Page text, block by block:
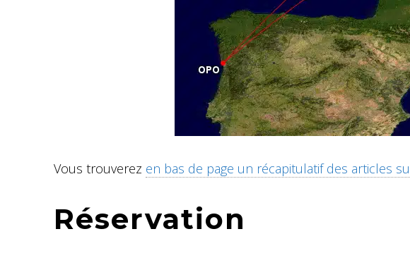
Vous trouverez en bas de page un récapitulatif des articles
Réservation